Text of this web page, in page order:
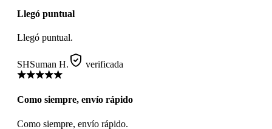
Llegó puntual
Llegó puntual.
SHSuman H. verificada
Como siempre, envío rápido
Como siempre, envío rápido.